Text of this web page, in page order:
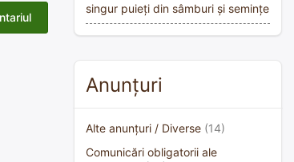
singur puieți din sâmburi și semințe
Anunțuri
Alte anunțuri / Diverse (14)
Comunicări obligatorii ale